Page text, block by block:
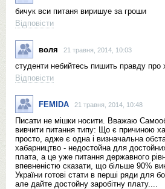
бичук вси питаня виришуе за гроши
Відповісти
воля 21 травня, 2014, 10:03
студенти небийтесь пишить правду про
Відповісти
FEMIDA 21 травня, 2014, 10:48
Писати не мішки носити. Вважаю
вивчити питання типу: Що є причиною
просто, адже є одна і визначальна
хабарництво - недостойна для
плата, а це уже питання державного
впевненістю сказати, що більше 90%
України готові стати в перші ряди для
але дайте достойну заробітну плату....